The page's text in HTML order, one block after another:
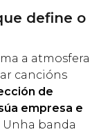
define o
a atmosfera
cancións
de
empresa e
Unha banda